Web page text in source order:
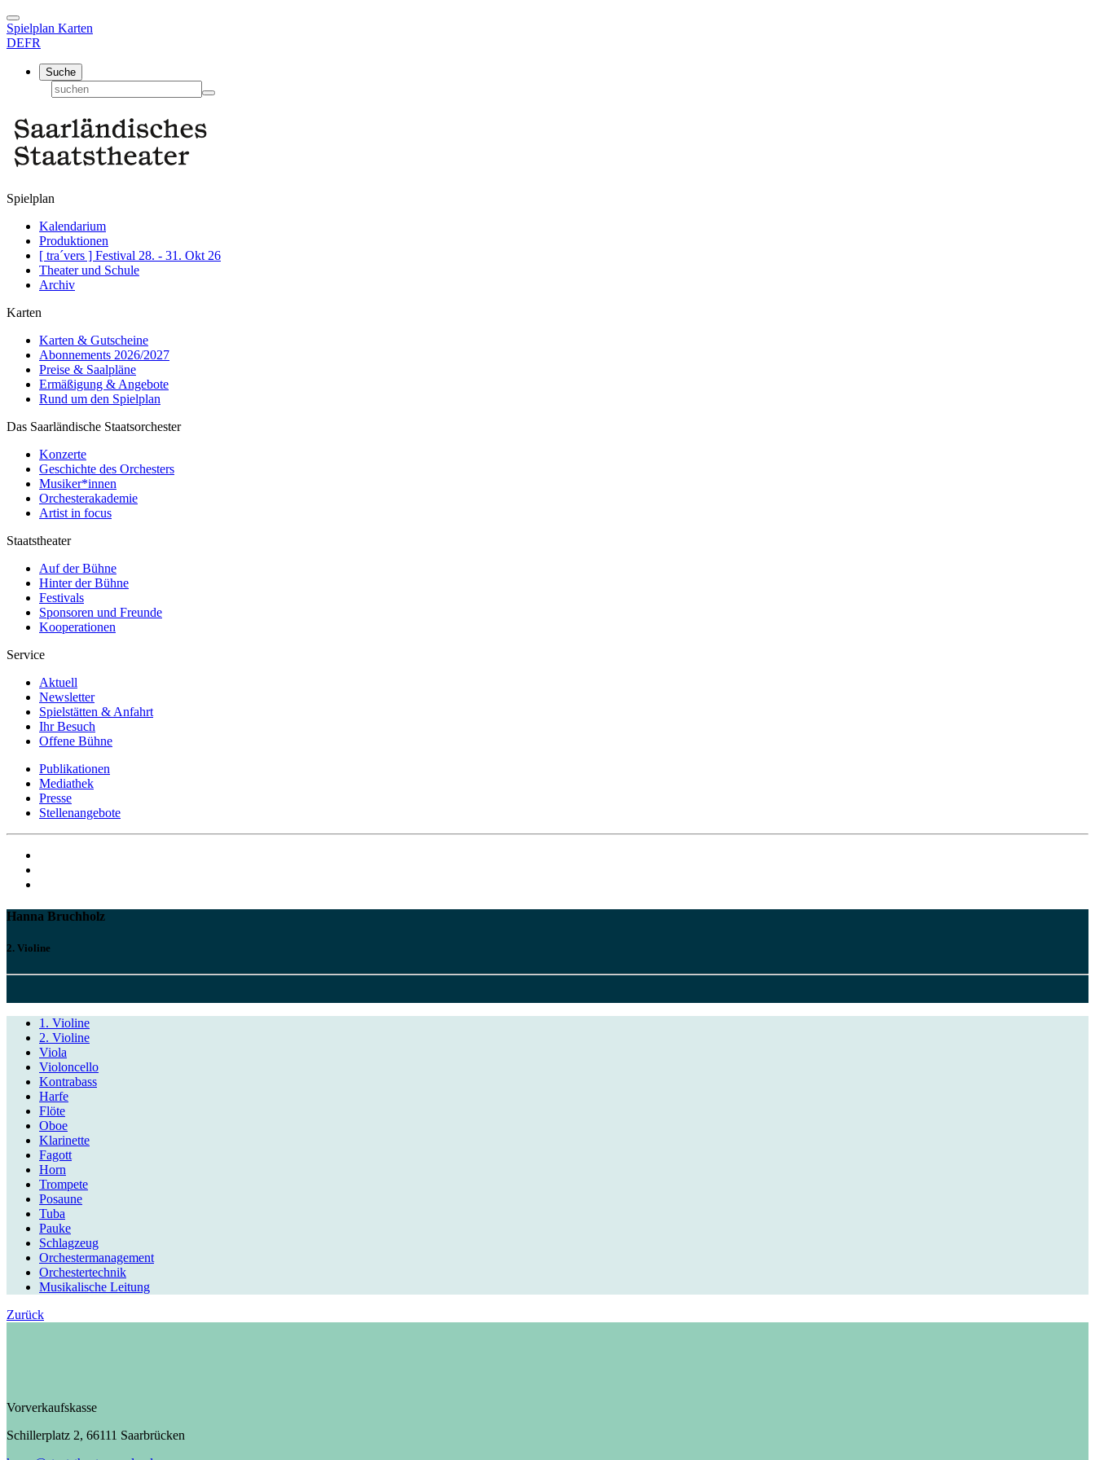
Spielplan Karten
DEFR
Suche
Spielplan
Kalendarium
Produktionen
[ tra´vers ] Festival 28. - 31. Okt 26
Theater und Schule
Archiv
Karten
Karten & Gutscheine
Abonnements 2026/2027
Preise & Saalpläne
Ermäßigung & Angebote
Rund um den Spielplan
Das Saarländische Staatsorchester
Konzerte
Geschichte des Orchesters
Musiker*innen
Orchesterakademie
Artist in focus
Staatstheater
Auf der Bühne
Hinter der Bühne
Festivals
Sponsoren und Freunde
Kooperationen
Service
Aktuell
Newsletter
Spielstätten & Anfahrt
Ihr Besuch
Offene Bühne
Publikationen
Mediathek
Presse
Stellenangebote
Hanna Bruchholz
2. Violine
1. Violine
2. Violine
Viola
Violoncello
Kontrabass
Harfe
Flöte
Oboe
Klarinette
Fagott
Horn
Trompete
Posaune
Tuba
Pauke
Schlagzeug
Orchestermanagement
Orchestertechnik
Musikalische Leitung
Zurück
Vorverkaufskasse
Schillerplatz 2, 66111 Saarbrücken